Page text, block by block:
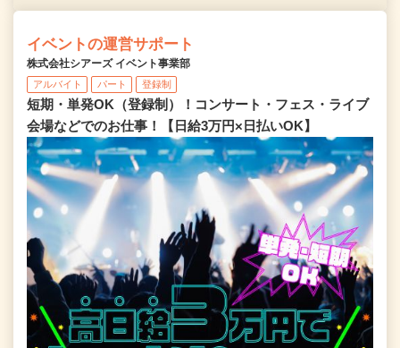
イベントの運営サポート
株式会社シアーズ イベント事業部
アルバイト パート 登録制
短期・単発OK（登録制）！コンサート・フェス・ライブ
会場などでのお仕事！【日給3万円×日払いOK】